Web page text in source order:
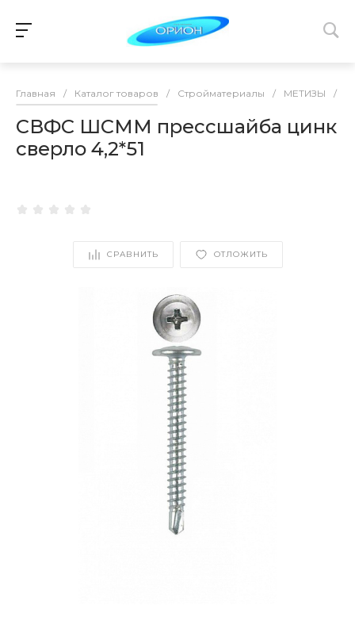
Главная / Каталог товаров / Стройматериалы / МЕТИЗЫ /
СВФС ШСММ прессшайба цинк
сверло 4,2*51
СРАВНИТЬ ОТЛОЖИТЬ